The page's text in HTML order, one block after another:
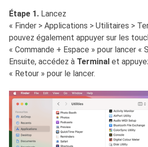
Étape 1.Lancez
« Finder > Applications > Utilitaires >
pouvez également appuyer sur les
« Commande + Espace » pour lancer «
Ensuite, accédez à Terminalet
« Retour » pour le lancer.